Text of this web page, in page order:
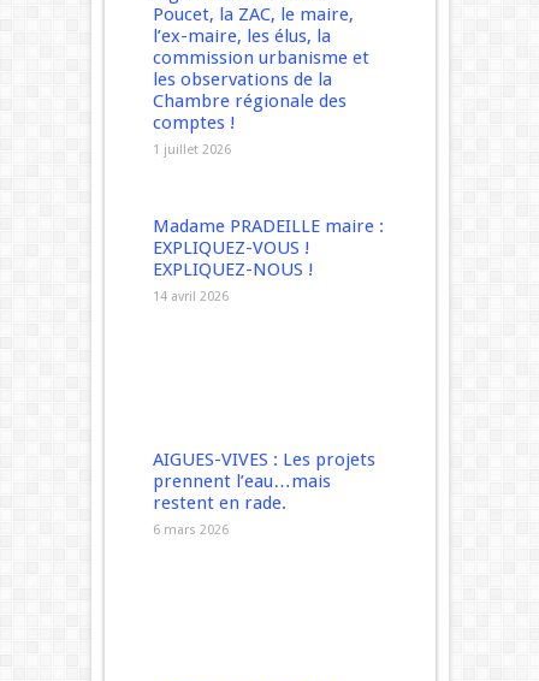
Poucet, la ZAC, le maire,
l’ex-maire, les élus, la
commission urbanisme et
les observations de la
Chambre régionale des
comptes !
1 juillet 2026
Madame PRADEILLE maire :
EXPLIQUEZ-VOUS !
EXPLIQUEZ-NOUS !
14 avril 2026
AIGUES-VIVES : Les projets
prennent l’eau…mais
restent en rade.
6 mars 2026